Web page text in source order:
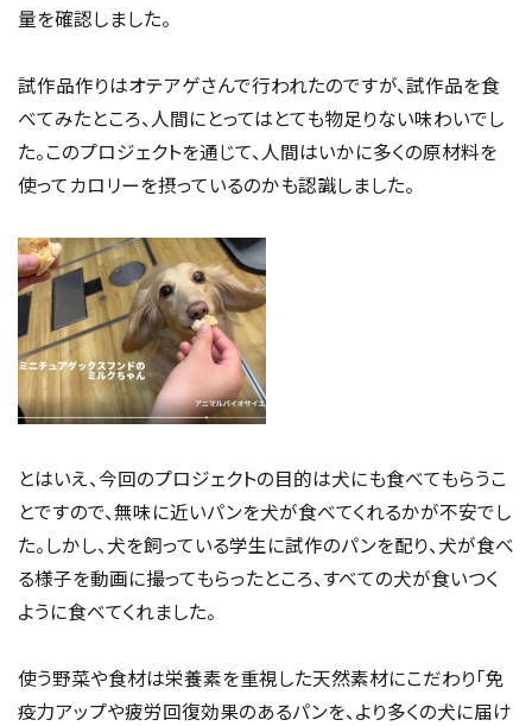
量を確認しました。
試作品作りはオテアゲさんで行われたのですが、試作品を食
べてみたところ、人間にとってはとても物足りない味わいでし
た。このプロジェクトを通じて、人間はいかに多くの原材料を
使ってカロリーを摂っているのかも認識しました。
とはいえ、今回のプロジェクトの目的は犬にも食べてもらうこ
とですので、無味に近いパンを犬が食べてくれるかが不安でし
た。しかし、犬を飼っている学生に試作のパンを配り、犬が食べ
る様子を動画に撮ってもらったところ、すべての犬が食いつく
ように食べてくれました。
使う野菜や食材は栄養素を重視した天然素材にこだわり「免
疫力アップや疲労回復効果のあるパンを、より多くの犬に届け